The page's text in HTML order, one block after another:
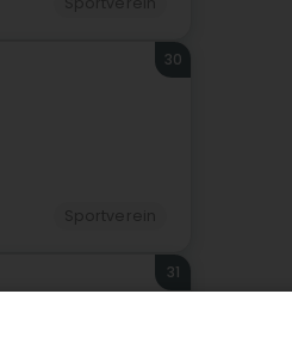
30
31